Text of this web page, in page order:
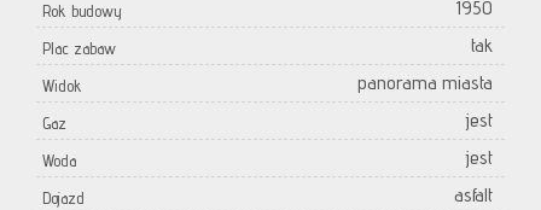
Rok budowy 1950
Plac zabaw tak
Widok panorama miasta
Gaz jest
Woda jest
Dojazd asfalt